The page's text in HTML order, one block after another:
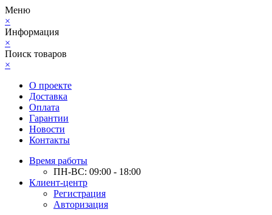
Меню
×
Информация
×
Поиск товаров
×
О проекте
Доставка
Оплата
Гарантии
Новости
Контакты
Время работы
ПН-ВС: 09:00 - 18:00
Клиент-центр
Регистрация
Авторизация